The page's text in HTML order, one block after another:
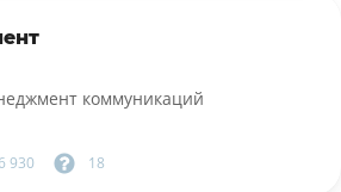
коммуникаций
930 18